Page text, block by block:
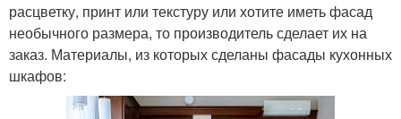
расцветку, принт или текстуру или хотите иметь фасад
необычного размера, то производитель сделает их на
заказ. Материалы, из которых сделаны фасады кухонных
шкафов: